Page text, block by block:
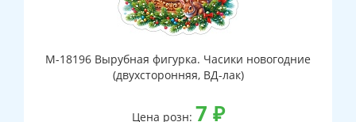
М-18196 Вырубная фигурка. Часики новогодние
(двухсторонняя, ВД-лак)
Цена розн: 7 ₽